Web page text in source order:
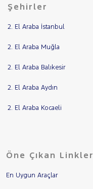
Şehirler
2. El Araba İstanbul
2. El Araba Muğla
2. El Araba Balıkesir
2. El Araba Aydın
2. El Araba Kocaeli
Öne Çıkan Linkler
En Uygun Araçlar